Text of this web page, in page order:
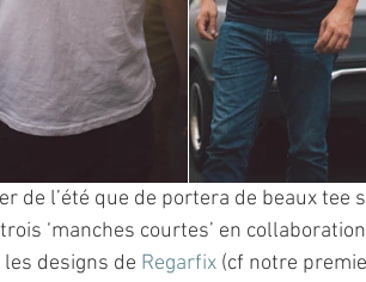
de l’été que de portera de beaux tee
‘manches courtes’ en
designs de Regarfix (cf notre